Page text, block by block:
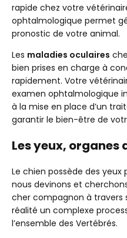
rapide chez votre
ophtalmologique permet
pronostic de votre animal.
Les maladies oculaires
bien prises en charge à
rapidement. Votre
examen ophtalmologique
à la mise en place d’un
garantir le bien-être de
Les yeux, organes
Le chien possède des yeux
nous devinons et
cher compagnon à travers
réalité un complexe
l’ensemble des Vertébrés.